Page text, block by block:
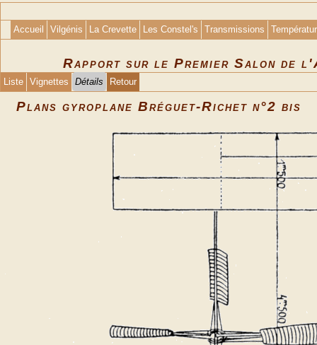
Accueil Vilgénis La Crevette Les Constel's Transmissions
Rapport sur le Premier Salon de
Liste Vignettes Détails Retour
Plans gyroplane Bréguet-Richet n°2 bis